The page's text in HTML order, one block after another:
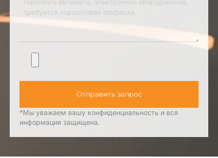
Отправить запрос
*Мы уважаем вашу конфиденциальность и вся
информация защищена.